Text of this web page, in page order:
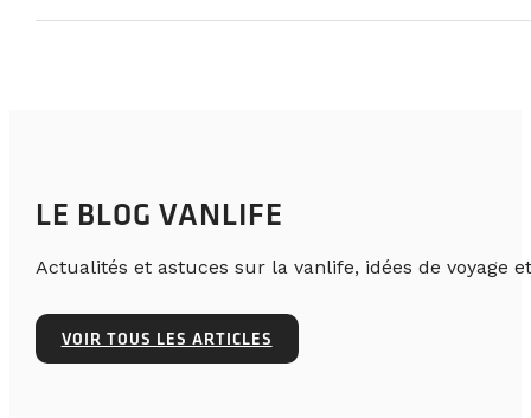
LE BLOG VANLIFE
Actualités et astuces sur la vanlife, idées de voyage
VOIR TOUS LES ARTICLES